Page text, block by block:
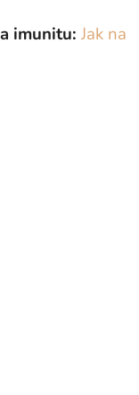
imunitu: Jak na